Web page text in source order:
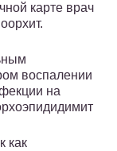
карте врач
воспалении
на
как